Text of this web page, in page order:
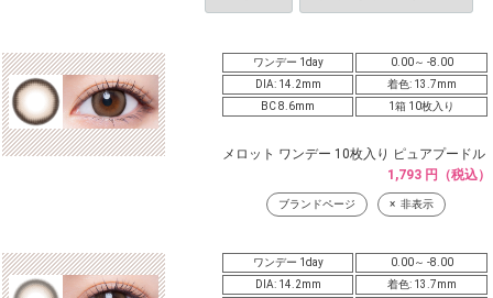
ワンデー 1day
0.00～ -8.00
DIA: 14.2mm
着色: 13.7mm
BC 8.6mm
1箱 10枚入り
メロット ワンデー 10枚入り ピュアプードル
1,793 円（税込）
ブランドページ 非表示
ワンデー 1day
0.00～ -8.00
DIA: 14.2mm
着色: 13.7mm